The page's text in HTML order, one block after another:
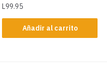
L99.95
Añadir al carrito